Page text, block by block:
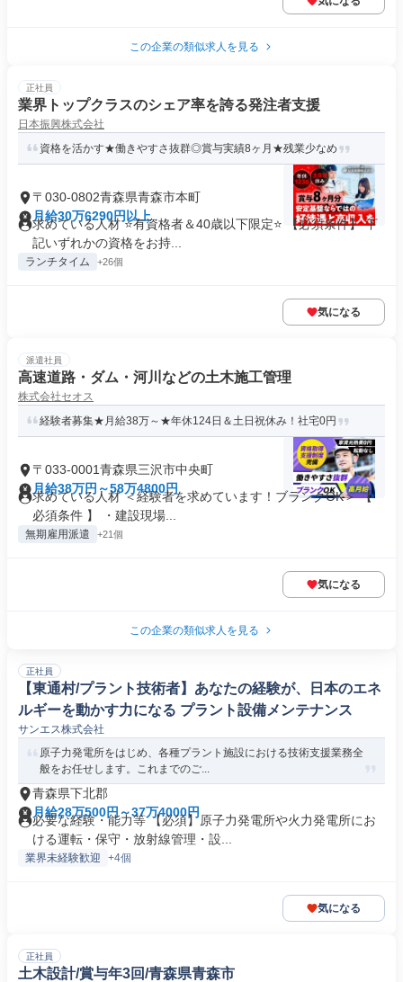
この企業の類似求人を見る
正社員
業界トップクラスのシェア率を誇る発注者支援
日本振興株式会社
資格を活かす★働きやすさ抜群◎賞与実績8ヶ月★残業少なめ
〒030-0802青森県青森市本町
月給30万6290円以上
求めている人材 ⭐有資格者＆40歳以下限定⭐ 【必須条件】 下
記いずれかの資格をお持...
ランチタイム +26個
気になる
派遣社員
高速道路・ダム・河川などの土木施工管理
株式会社セオス
経験者募集★月給38万～★年休124日＆土日祝休み！社宅0円
〒033-0001青森県三沢市中央町
月給38万円～58万4800円
求めている人材 ＜経験者を求めています！ブランクOK＞ 【
必須条件 】 ・建設現場...
無期雇用派遣 +21個
気になる
この企業の類似求人を見る
正社員
【東通村/プラント技術者】あなたの経験が、日本のエネ
ルギーを動かす力になる プラント設備メンテナンス
サンエス株式会社
原子力発電所をはじめ、各種プラント施設における技術支援業務全
般をお任せします。これまでのご...
青森県下北郡
月給28万500円～37万4000円
必要な経験・能力等 【必須】原子力発電所や火力発電所にお
ける運転・保守・放射線管理・設...
業界未経験歓迎 +4個
気になる
正社員
土木設計/賞与年3回/青森県青森市